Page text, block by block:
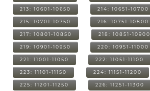
213: 10601-10650 214: 10651-10700
215: 10701-10750 216: 10751-10800
217: 10801-10850 218: 10851-10900
219: 10901-10950 220: 10951-11000
221: 11001-11050 222: 11051-11100
223: 11101-11150 224: 11151-11200
225: 11201-11250 226: 11251-11300